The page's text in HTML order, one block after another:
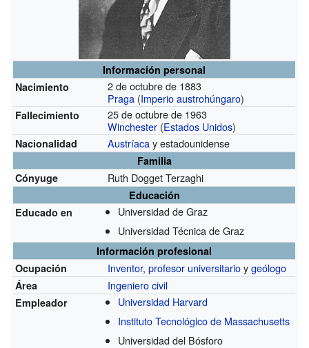
Información personal
Nacimiento
2 de octubre de 1883
Praga (Imperio austrohúngaro)
Fallecimiento
25 de octubre de 1963
Winchester (Estados Unidos)
Nacionalidad Austríacay estadounidense
Familia
Cónyuge
Ruth Dogget Terzaghi
Educación
Educado en
Universidad de Graz
Universidad Técnica de Graz
Información profesional
Ocupación
Inventor,profesor universitarioygeólogo
Área Ingeniero civil
Empleador
Universidad Harvard
Instituto Tecnológico de Massachusetts
Universidad del Bósforo